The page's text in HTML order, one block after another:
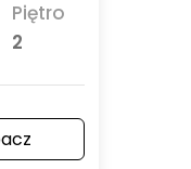
Piętro
2